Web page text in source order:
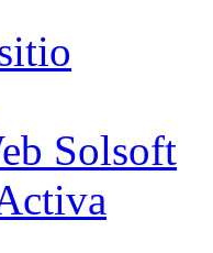
Solsoft